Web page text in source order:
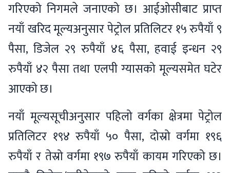
गरिएको निगमले जनाएको छ। आईओसीबाट प्राप्त
नयाँ खरिद मूल्यअनुसार पेट्रोल प्रतिलिटर १५ रुपैयाँ ९
पैसा, डिजेल २९ रुपैयाँ ४६ पैसा, हवाई इन्धन २९
रुपैयाँ ४२ पैसा तथा एलपी ग्यासको मूल्यसमेत घटेर
आएको छ।
नयाँ मूल्यसूचीअनुसार पहिलो वर्गका क्षेत्रमा पेट्रोल
प्रतिलिटर १९४ रुपैयाँ ५० पैसा, दोस्रो वर्गमा १९६
रुपैयाँ र तेस्रो वर्गमा १९७ रुपैयाँ कायम गरिएको छ।